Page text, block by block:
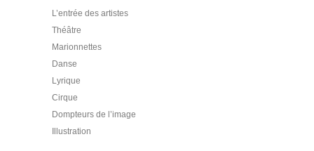
L’entrée des artistes
Théâtre
Marionnettes
Danse
Lyrique
Cirque
Dompteurs de l’image
Illustration